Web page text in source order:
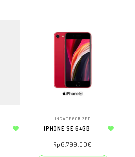
UNCATEGORIZED
IPHONE SE 64GB
Rp6.799.000